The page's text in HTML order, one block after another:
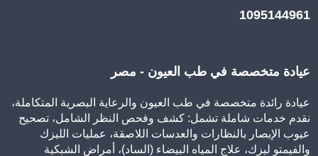
1095144961
عيادة متخصصة في طب العيون - مصر
عيادة رائدة متخصصة في طب العيون والرعاية البصرية المتكاملة،
نقدم خدمات شاملة تشمل: كشف وفحص النظر الشامل، تصحيح
عيوب الإبصار بالنظارات والعدسات اللاصقة، عمليات الليزك
والفيمتو ليزك، علاج المياه البيضاء (الساد)، أمراض الشبكية